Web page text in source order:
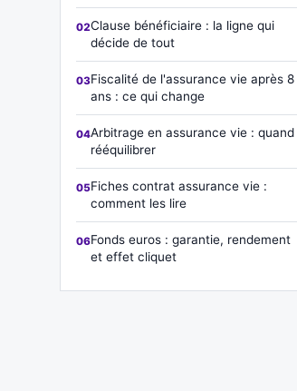
Clause bénéficiaire : la ligne qui
décide de tout
Fiscalité de l'assurance vie après 8
ans : ce qui change
Arbitrage en assurance vie : quand
rééquilibrer
Fiches contrat assurance vie :
comment les lire
Fonds euros : garantie, rendement
et effet cliquet